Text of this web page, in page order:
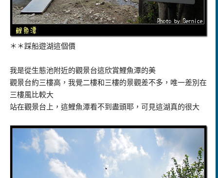
＊＊踩船遊湖這個價
我是從生態池附近的觀景台這欣賞鯉魚潭的美
觀景台約三樓高，我覺二樓和三樓的景觀差不多，唯一差別在
三樓風比較大
站在觀景台上，這鯉魚潭看不到盡頭耶，可見這湖真的很大